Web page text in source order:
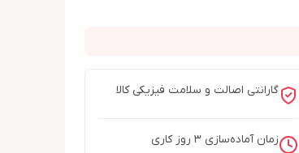
گارانتی اصالت و سلامت فیزیکی کالا
زمان آماده‌سازی 3 روز کاری